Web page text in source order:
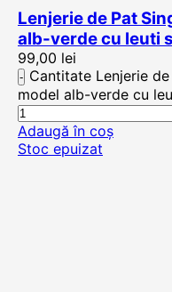
Lenjerie de Pat
alb-verde cu leuti
99,00 lei
Cantitate Lenjerie
model alb-verde cu
Adaugă în coș
Stoc epuizat